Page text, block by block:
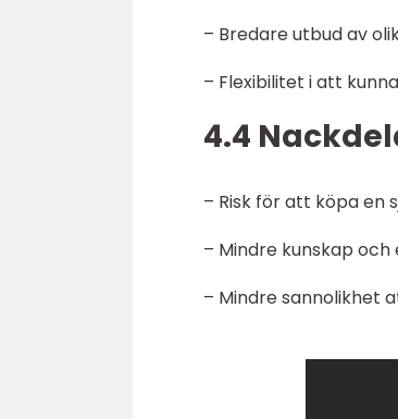
– Bredare utbud av
– Flexibilitet i att
4.4
– Risk för att köpa en
– Mindre kunskap
– Mindre sannolikhet